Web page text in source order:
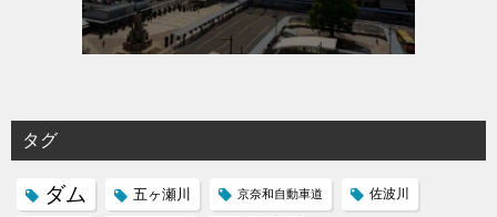
タグ
ダム 五ヶ瀬川 京奈和自動車道 佐波川